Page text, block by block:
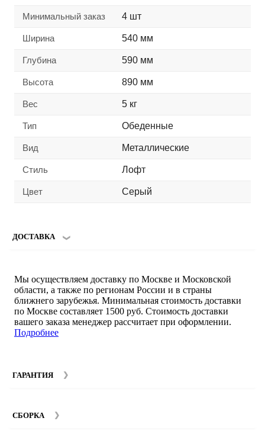
Минимальный заказ 4 шт
Ширина 540 мм
Глубина 590 мм
Высота 890 мм
Вес 5 кг
Тип Обеденные
Вид Металлические
Стиль Лофт
Цвет Серый
ДОСТАВКА
Мы осуществляем доставку по Москве и Московской
области, а также по регионам России и в страны
ближнего зарубежья. Минимальная стоимость доставки
по Москве составляет 1500 руб. Стоимость доставки
вашего заказа менеджер рассчитает при оформлении.
Подробнее
ГАРАНТИЯ
составляет 12 месяцев с момента покупки при
СБОРКА